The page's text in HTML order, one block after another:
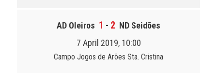
AD Oleiros 1 - 2 ND Seidões
7 April 2019, 10:00
Campo Jogos de Arões Sta. Cristina